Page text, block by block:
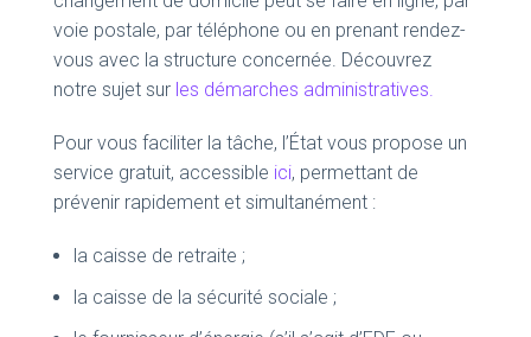
voie postale, par téléphone ou en prenant rendez-
vous avec la structure concernée. Découvrez
notre sujet sur les démarches administratives.
Pour vous faciliter la tâche, l’État vous propose un
service gratuit, accessible ici, permettant de
prévenir rapidement et simultanément :
la caisse de retraite ;
la caisse de la sécurité sociale ;